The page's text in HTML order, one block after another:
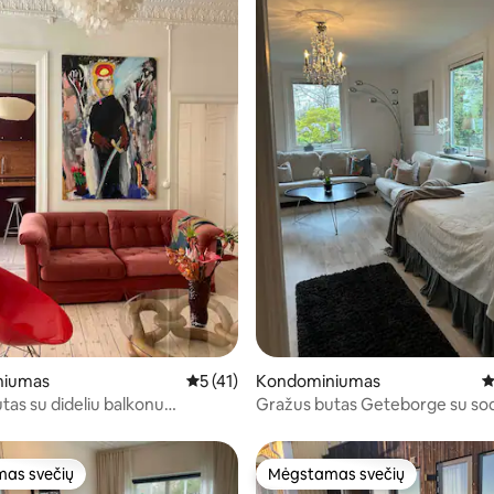
iš 5, atsiliepimų: 13 Vidutinis įvertinimas: 5 iš 5, atsiliepimų: 41
5 (41)
su dideliu balkonu
Kondominiumas
Gražus butas Geteborge su
svečių
svečių Mėgstamas svečių
Mėgstamas svečių